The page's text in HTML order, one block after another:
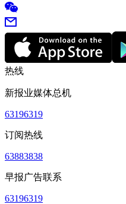
热线
新报业媒体总机
63196319
订阅热线
63883838
早报广告联系
63196319